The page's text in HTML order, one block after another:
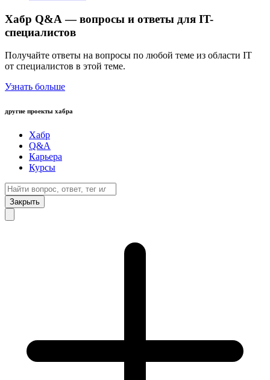
Хабр Q&A — вопросы и ответы для IT-
специалистов
Получайте ответы на вопросы по любой теме из области IT
от специалистов в этой теме.
Узнать больше
другие проекты хабра
Хабр
Q&A
Карьера
Курсы
Закрыть